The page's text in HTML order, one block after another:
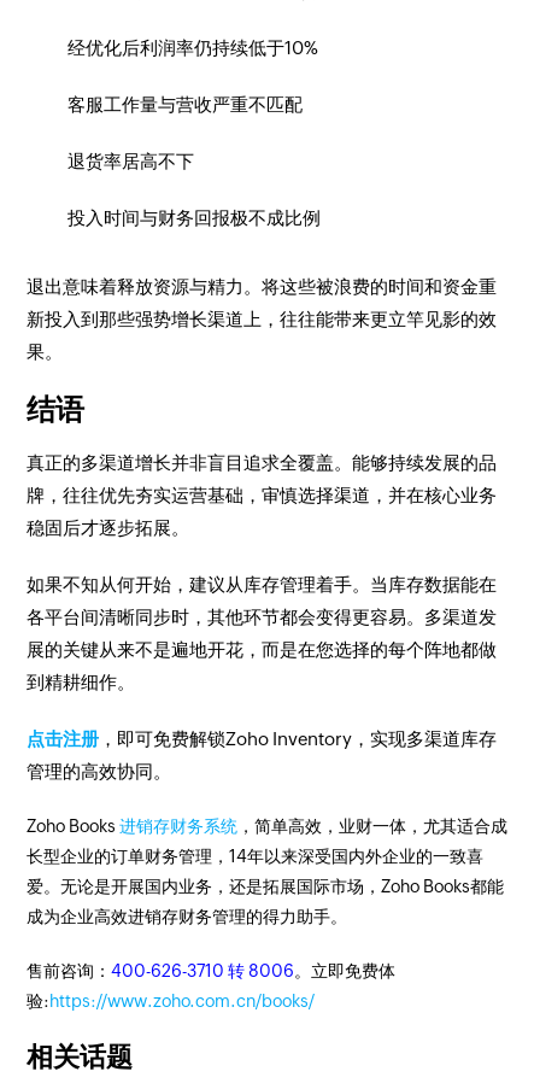
经优化后利润率仍持续低于10%
客服工作量与营收严重不匹配
退货率居高不下
投入时间与财务回报极不成比例
退出意味着释放资源与精力。将这些被浪费的时间和资金重
新投入到那些强势增长渠道上，往往能带来更立竿见影的效
果。
结语
真正的多渠道增长并非盲目追求全覆盖。能够持续发展的品
牌，往往优先夯实运营基础，审慎选择渠道，并在核心业务
稳固后才逐步拓展。
如果不知从何开始，建议从库存管理着手。当库存数据能在
各平台间清晰同步时，其他环节都会变得更容易。多渠道发
展的关键从来不是遍地开花，而是在您选择的每个阵地都做
到精耕细作。
点击注册 ，即可免费解锁Zoho Inventory，实现多渠道库存
管理的高效协同。
Zoho Books进销存财务系统 ，简单高效，业财一体，尤其适合成
长型企业的订单财务管理，14年以来深受国内外企业的一致喜
爱。无论是开展国内业务，还是拓展国际市场，Zoho Books都能
成为企业高效进销存财务管理的得力助手。
售前咨询：400-626-3710 转 8006。立即免费体
验:https://www.zoho.com.cn/books/
相关话题